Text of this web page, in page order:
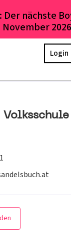
Der nächste
November
Login
Volksschule